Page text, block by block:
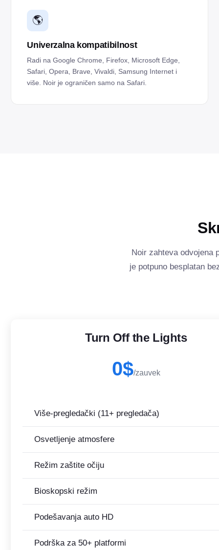
🌎
Univerzalna kompatibilnost
Radi na Google Chrome, Firefox, Microsoft Edge,
Safari, Opera, Brave, Vivaldi, Samsung Internet i
više. Noir je ograničen samo na Safari.
Noir zahteva odvojena
je potpuno besplatan
Turn Off the Lights
0$/zauvek
Više-pregledački (11+ pregledača)
Osvetljenje atmosfere
Režim zaštite očiju
Bioskopski režim
Podešavanja auto HD
Podrška za 50+ platformi